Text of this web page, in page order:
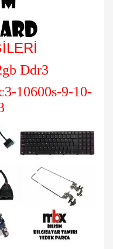
Ddr3
10600s-9-10-